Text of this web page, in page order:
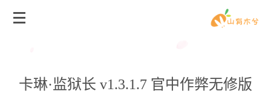
卡琳·监狱长 v1.3.1.7 官中作弊无修版